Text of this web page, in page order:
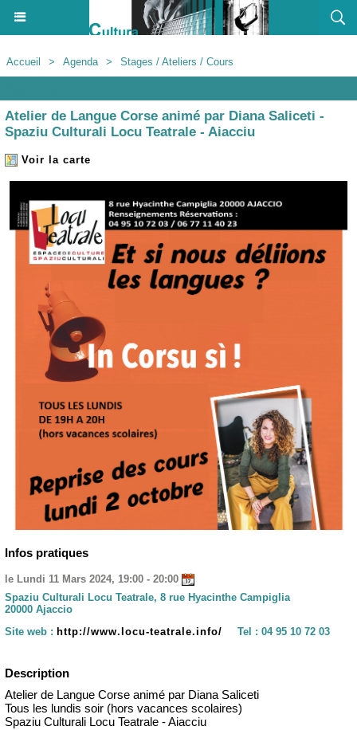
Accueil > Agenda > Stages / Ateliers / Cours
Atelier de Langue Corse animé par Diana Saliceti -
Spaziu Culturali Locu Teatrale - Aiacciu
Voir la carte
Infos pratiques
le Lundi 11 Mars 2024, 19:00 - 20:00
Spaziu Culturali Locu Teatrale, 8 rue Hyacinthe Campiglia
20000 Ajaccio
Site web : http://www.locu-teatrale.info/ Tel : 04 95 10 72 03
Description
Atelier de Langue Corse animé par Diana Saliceti
Tous les lundis soir (hors vacances scolaires)
Spaziu Culturali Locu Teatrale - Aiacciu